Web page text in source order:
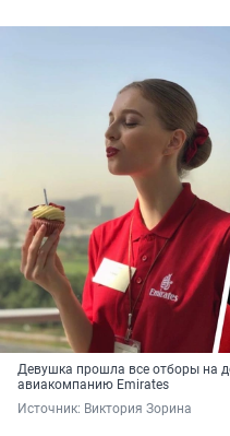
Девушка прошла все отборы на
авиакомпанию Emirates
Источник: Виктория Зорина